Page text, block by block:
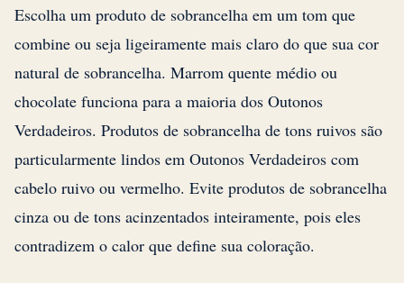
Escolha um produto de sobrancelha em um tom que
combine ou seja ligeiramente mais claro do que sua cor
natural de sobrancelha. Marrom quente médio ou
chocolate funciona para a maioria dos Outonos
Verdadeiros. Produtos de sobrancelha de tons ruivos são
particularmente lindos em Outonos Verdadeiros com
cabelo ruivo ou vermelho. Evite produtos de sobrancelha
cinza ou de tons acinzentados inteiramente, pois eles
contradizem o calor que define sua coloração.